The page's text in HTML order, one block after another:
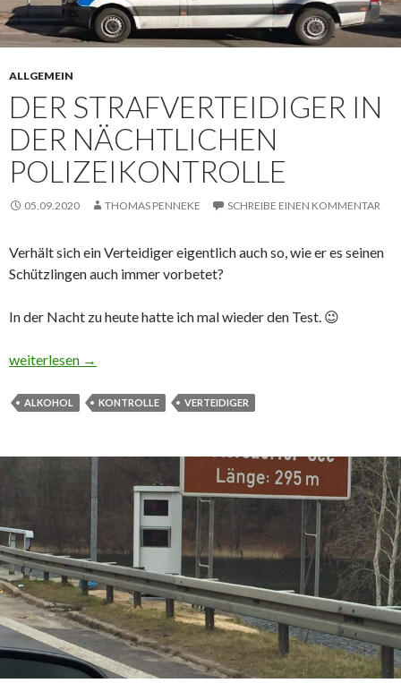
ALLGEMEIN
DER STRAFVERTEIDIGER IN
DER NÄCHTLICHEN
POLIZEIKONTROLLE
05.09.2020 THOMAS PENNEKE SCHREIBE EINEN KOMMENTAR
Verhält sich ein Verteidiger eigentlich auch so, wie er es seinen
Schützlingen auch immer vorbetet?
In der Nacht zu heute hatte ich mal wieder den Test. 😉
Der Strafverteidiger in der nächtlichen Polizeikontrolle
weiterlesen →
ALKOHOL KONTROLLE VERTEIDIGER